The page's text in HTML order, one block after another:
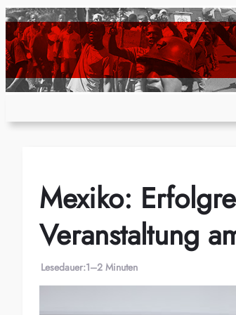
Zum
Inhalt
springen
Mexiko:
Veranstaltung
Lesedauer:1–2 Minuten